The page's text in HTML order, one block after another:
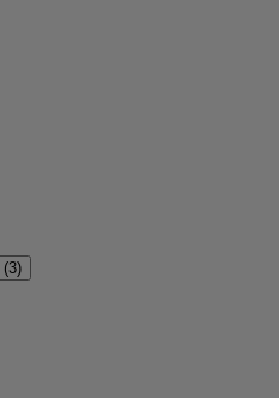
(3)